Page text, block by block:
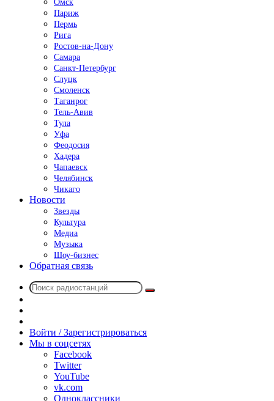
Омск
Париж
Пермь
Рига
Ростов-на-Дону
Самара
Санкт-Петербург
Слуцк
Смоленск
Таганрог
Тель-Авив
Тула
Уфа
Феодосия
Хадера
Чапаевск
Челябинск
Чикаго
Новости
Звезды
Культура
Медиа
Музыка
Шоу-бизнес
Обратная связь
Поиск
радио
Войти / Зарегистрироваться
Мы в соцсетях
Facebook
Twitter
YouTube
vk.com
Одноклассники